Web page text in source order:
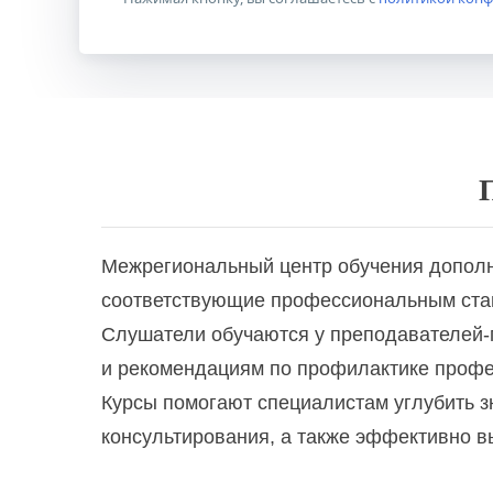
Реабилитационная работа в
Сексология в психологическом
Сексуальная супружеская семейная
Семейная психология
Межрегиональный центр обучения
соответствующие профессиональным
Слушатели обучаются у
и рекомендациям по профилактике
Курсы помогают специалистам углубить
консультирования, а также эффективно